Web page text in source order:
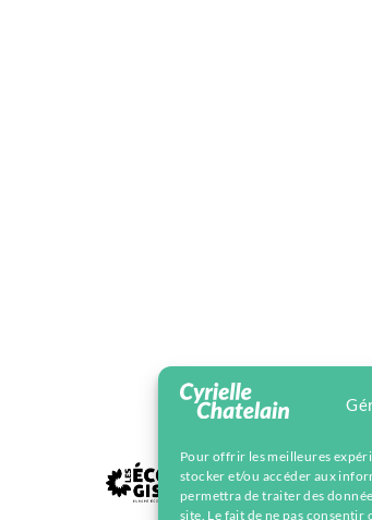
Pour offrir les meilleures
stocker et/ou accéder aux
permettra de traiter des
site. Le fait de ne pas